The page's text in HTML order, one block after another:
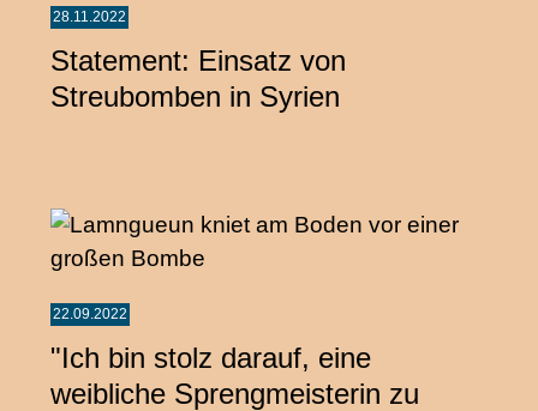
28.11.2022
Statement: Einsatz von
Streubomben in Syrien
22.09.2022
"Ich bin stolz darauf, eine
weibliche Sprengmeisterin zu